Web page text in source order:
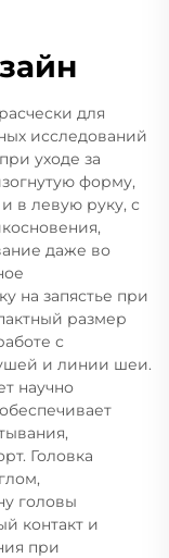
для
исследований
уходе за
форму,
в левую руку, с
даже во
на запястье при
размер
с
и линии шеи.
научно
Головка
головы
контакт и
при